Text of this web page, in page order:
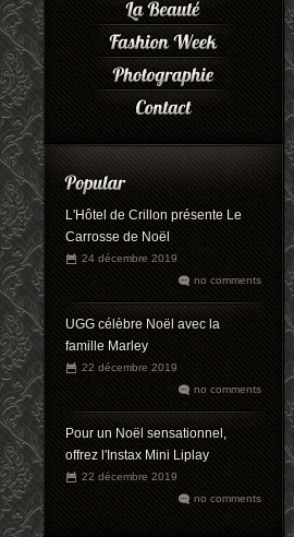
L'Hôtel de Crillon présente Le
Carrosse de Noël
24 décembre 2019
no comments
UGG célèbre Noël avec la
famille Marley
22 décembre 2019
no comments
Pour un Noël sensationnel,
offrez l'Instax Mini Liplay
22 décembre 2019
no comments